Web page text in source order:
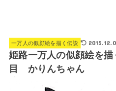
一万人の似顔絵を描く伝説
姫路一万人の似顔絵を
目 かりんちゃん